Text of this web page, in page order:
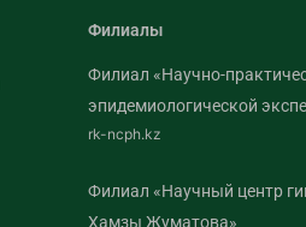
Филиалы
Филиал «Научно-
эпидемиологической
rk-ncph.kz
Филиал «Научный центр
Хамзы Жуматова»